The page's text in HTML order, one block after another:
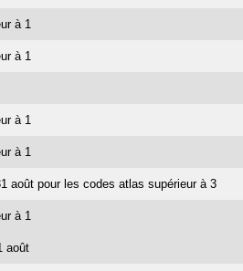
à 1
à 1
à 1
à 1
août pour les codes atlas supérieur à 3
à 1
août